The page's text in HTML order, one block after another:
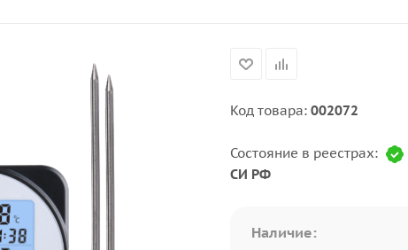
Код товара: 002072
Состояние в реестрах:
СИ РФ
Наличие: